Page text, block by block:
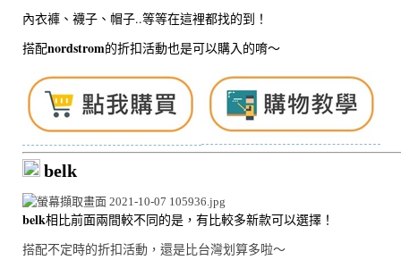
內衣褲、襪子、帽子..等等在這裡都找的到！
搭配nordstrom的折扣活動也是可以購入的唷～
belk
belk相比前面兩間較不同的是，有比較多新款可以選擇！
搭配不定時的折扣活動，還是比台灣划算多啦～